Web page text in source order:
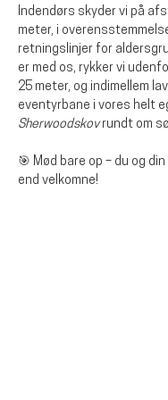
Indendørs skyder vi på
meter, i overensstemmelse
retningslinjer for
er med os, rykker vi
25 meter, og indimellem
eventyrbane i vores helt
Sherwoodskov rundt om
🎯 Mød bare op – du og
end velkomne!